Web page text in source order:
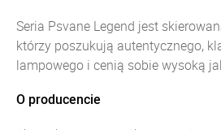
Seria Psvane Legend jest
którzy poszukują autentycznego,
lampowego i cenią sobie wysoką
O producencie